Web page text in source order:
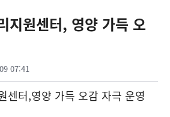
지원센터, 영양 가득 오
07:41
센터,영양 가득 오감 자극 운영